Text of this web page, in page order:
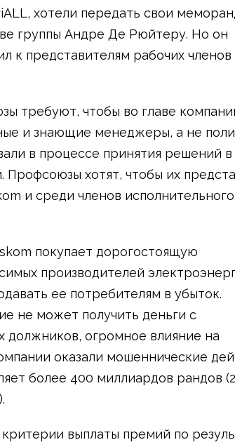
хотели передать свои
группы Андре Де Рюйтеру. Но он
к представителям рабочих членов
требуют, чтобы во главе
и знающие менеджеры, а не
в процессе принятия решений в
Профсоюзы хотят, чтобы их
и среди членов исполнительного
покупает дорогостоящую
производителей
ее потребителям в убыток.
не может получить деньги с
должников, огромное влияние на
оказали мошеннические
более 400 миллиардов рандов
выплаты премий по